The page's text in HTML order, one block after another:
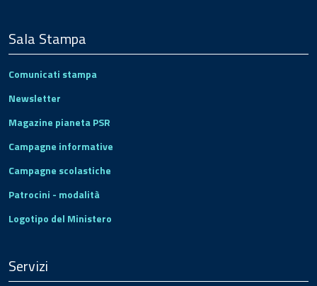
Sala Stampa
Comunicati stampa
Newsletter
Magazine pianeta PSR
Campagne informative
Campagne scolastiche
Patrocini - modalità
Logotipo del Ministero
Servizi